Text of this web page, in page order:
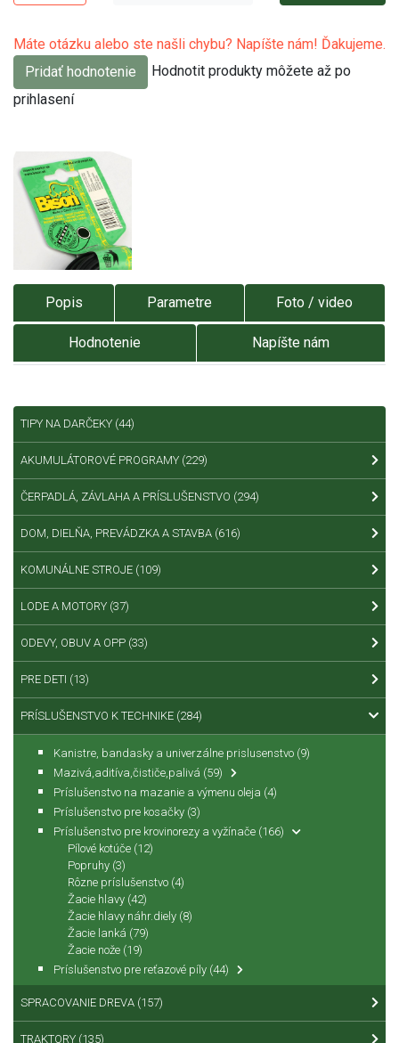
Máte otázku alebo ste našli chybu? Napíšte nám! Ďakujeme.
Pridať hodnotenie
Hodnotit produkty môžete až po
prihlasení
Popis Parametre Foto / video
Hodnotenie Napíšte nám
TIPY NA DARČEKY (44)
AKUMULÁTOROVÉ PROGRAMY (229)
ČERPADLÁ, ZÁVLAHA A PRÍSLUŠENSTVO (294)
DOM, DIELŇA, PREVÁDZKA A STAVBA (616)
KOMUNÁLNE STROJE (109)
LODE A MOTORY (37)
ODEVY, OBUV A OPP (33)
PRE DETI (13)
PRÍSLUŠENSTVO K TECHNIKE (284)
Kanistre, bandasky a univerzálne prislusenstvo (9)
Mazivá,aditíva,čističe,palivá (59)
Príslušenstvo na mazanie a výmenu oleja (4)
Príslušenstvo pre kosačky (3)
Príslušenstvo pre krovinorezy a vyžínače (166)
Pílové kotúče (12)
Popruhy (3)
Rôzne príslušenstvo (4)
Žacie hlavy (42)
Žacie hlavy náhr.diely (8)
Žacie lanká (79)
Žacie nože (19)
Príslušenstvo pre reťazové píly (44)
SPRACOVANIE DREVA (157)
TRAKTORY (135)